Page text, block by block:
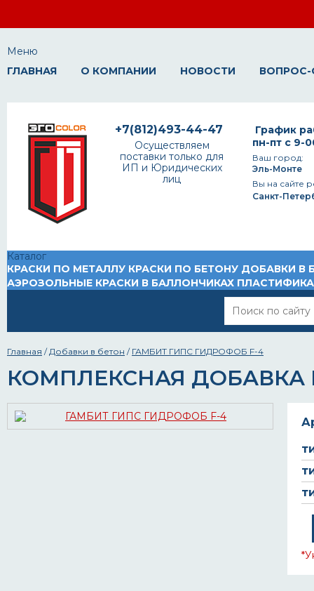
Меню
ГЛАВНАЯ
О КОМПАНИИ НОВОСТИ ВОПРОС-
График
пн-пт с 9-
Ваш город:
Эль-Монте
Вы на сайте
Санкт-
+7(812)493-44-47
Осуществляем
поставки только для
ИП и Юридических
лиц
Каталог
КРАСКИ ПО МЕТАЛЛУ КРАСКИ ПО БЕТОНУ ДОБАВКИ В
АЭРОЗОЛЬНЫЕ КРАСКИ В БАЛЛОНЧИКАХ
Главная /Добавки в бетон / ГАМБИТ ГИПС ГИДРОФОБ F-4
КОМПЛЕКСНАЯ ДОБАВКА